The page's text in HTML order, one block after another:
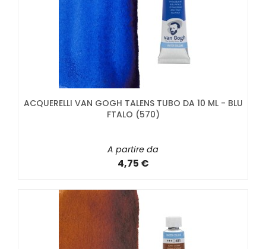
ACQUERELLI VAN GOGH TALENS TUBO DA 10 ML - BLU
FTALO (570)
A partire da
4,75 €